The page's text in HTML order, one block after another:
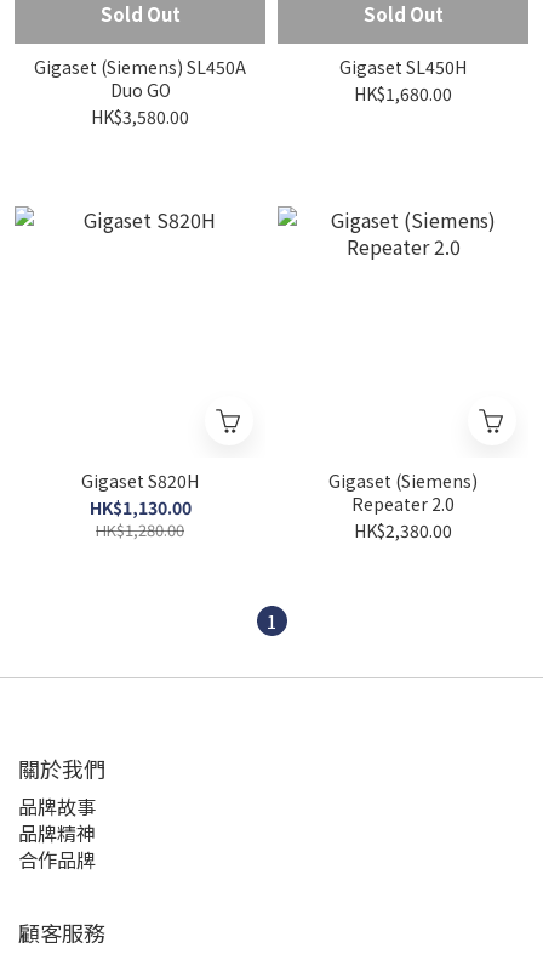
Sold Out
Gigaset (Siemens) SL450A
Duo GO
HK$3,580.00
Sold Out
Gigaset SL450H
HK$1,680.00
Gigaset S820H
HK$1,130.00
HK$1,280.00
Gigaset (Siemens)
Repeater 2.0
HK$2,380.00
1
關於我們
品牌故事
品牌精神
合作品牌
顧客服務